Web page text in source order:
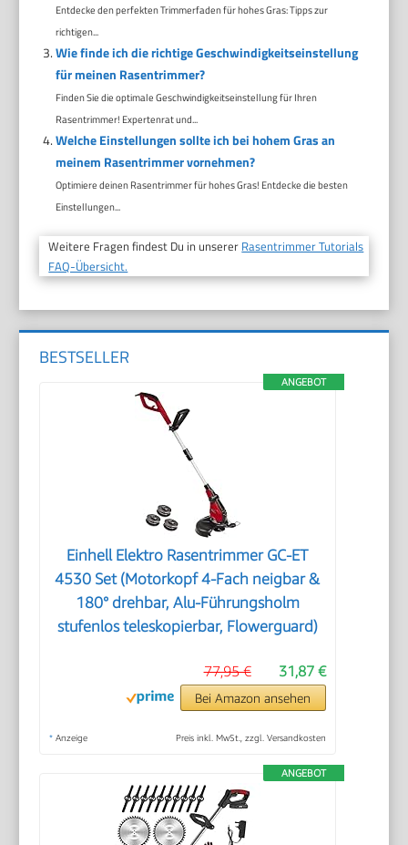
Entdecke den perfekten Trimmerfaden für hohes Gras: Tipps zur
richtigen...
Wie finde ich die richtige Geschwindigkeitseinstellung
für meinen Rasentrimmer?
Finden Sie die optimale Geschwindigkeitseinstellung für Ihren
Rasentrimmer! Expertenrat und...
Welche Einstellungen sollte ich bei hohem Gras an
meinem Rasentrimmer vornehmen?
Optimiere deinen Rasentrimmer für hohes Gras! Entdecke die besten
Einstellungen...
Weitere Fragen findest Du in unserer Rasentrimmer Tutorials
FAQ-Übersicht.
BESTSELLER
ANGEBOT
Einhell Elektro Rasentrimmer GC-ET
4530 Set (Motorkopf 4-Fach neigbar &
180° drehbar, Alu-Führungsholm
stufenlos teleskopierbar, Flowerguard)
31,87 €
77,95 €
Bei Amazon ansehen
* Anzeige Preis inkl. MwSt., zzgl. Versandkosten
ANGEBOT